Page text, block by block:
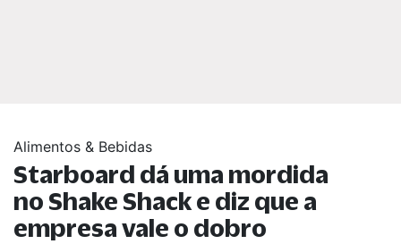
Alimentos & Bebidas
Starboard dá uma mordida
no Shake Shack e diz que a
empresa vale o dobro